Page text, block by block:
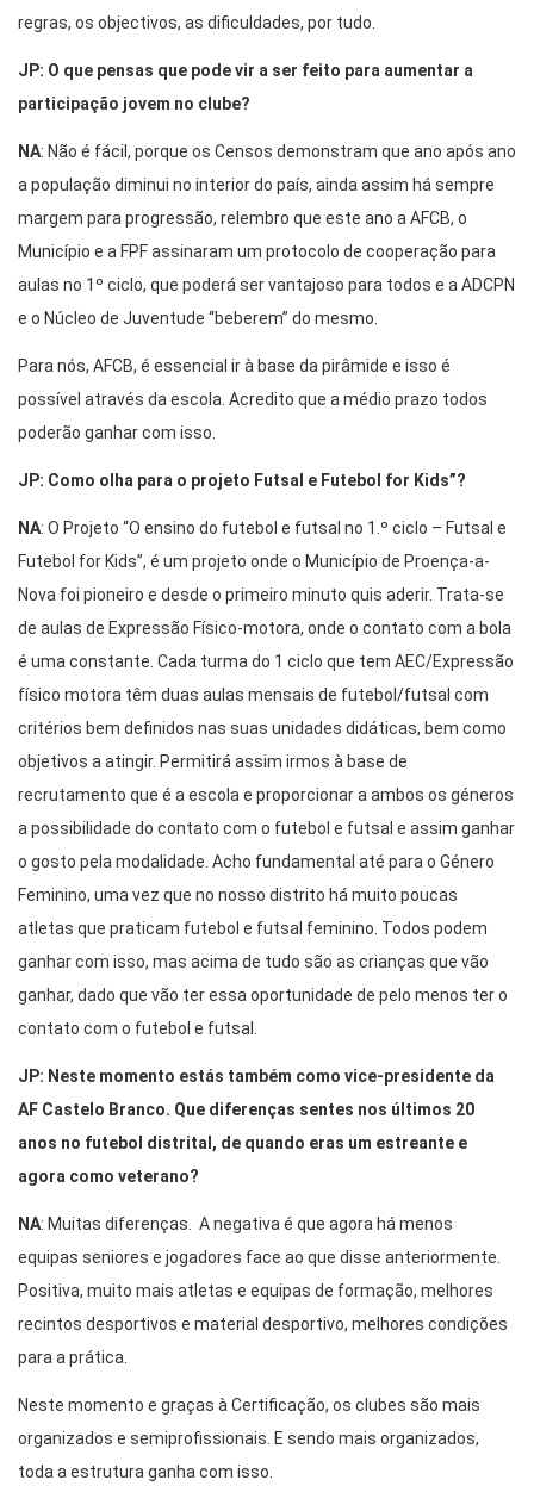
regras, os objectivos, as dificuldades, por tudo.
JP: O que pensas que pode vir a ser feito para aumentar a
participação jovem no clube?
NA: Não é fácil, porque os Censos demonstram que ano após ano
a população diminui no interior do país, ainda assim há sempre
margem para progressão, relembro que este ano a AFCB, o
Município e a FPF assinaram um protocolo de cooperação para
aulas no 1º ciclo, que poderá ser vantajoso para todos e a ADCPN
e o Núcleo de Juventude “beberem” do mesmo.
Para nós, AFCB, é essencial ir à base da pirâmide e isso é
possível através da escola. Acredito que a médio prazo todos
poderão ganhar com isso.
JP: Como olha para o projeto Futsal e Futebol for Kids”?
NA: O Projeto “O ensino do futebol e futsal no 1.º ciclo – Futsal e
Futebol for Kids”, é um projeto onde o Município de Proença-a-
Nova foi pioneiro e desde o primeiro minuto quis aderir. Trata-se
de aulas de Expressão Físico-motora, onde o contato com a bola
é uma constante. Cada turma do 1 ciclo que tem AEC/Expressão
físico motora têm duas aulas mensais de futebol/futsal com
critérios bem definidos nas suas unidades didáticas, bem como
objetivos a atingir. Permitirá assim irmos à base de
recrutamento que é a escola e proporcionar a ambos os géneros
a possibilidade do contato com o futebol e futsal e assim ganhar
o gosto pela modalidade. Acho fundamental até para o Género
Feminino, uma vez que no nosso distrito há muito poucas
atletas que praticam futebol e futsal feminino. Todos podem
ganhar com isso, mas acima de tudo são as crianças que vão
ganhar, dado que vão ter essa oportunidade de pelo menos ter o
contato com o futebol e futsal.
JP: Neste momento estás também como vice-presidente da
AF Castelo Branco. Que diferenças sentes nos últimos 20
anos no futebol distrital, de quando eras um estreante e
agora como veterano?
NA: Muitas diferenças. A negativa é que agora há menos
equipas seniores e jogadores face ao que disse anteriormente.
Positiva, muito mais atletas e equipas de formação, melhores
recintos desportivos e material desportivo, melhores condições
para a prática.
Neste momento e graças à Certificação, os clubes são mais
organizados e semiprofissionais. E sendo mais organizados,
toda a estrutura ganha com isso.